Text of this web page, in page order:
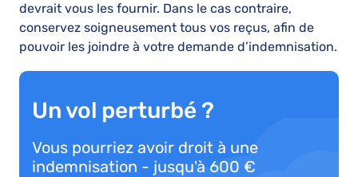
devrait vous les fournir. Dans le cas contraire,
conservez soigneusement tous vos reçus, afin de
pouvoir les joindre à votre demande d’indemnisation.
Un vol perturbé ?
Vous pourriez avoir droit à une
indemnisation - jusqu'à 600 €